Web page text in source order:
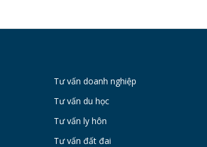
Tư vấn doanh nghiệp
Tư vấn du học
Tư vấn ly hôn
Tư vấn đất đai